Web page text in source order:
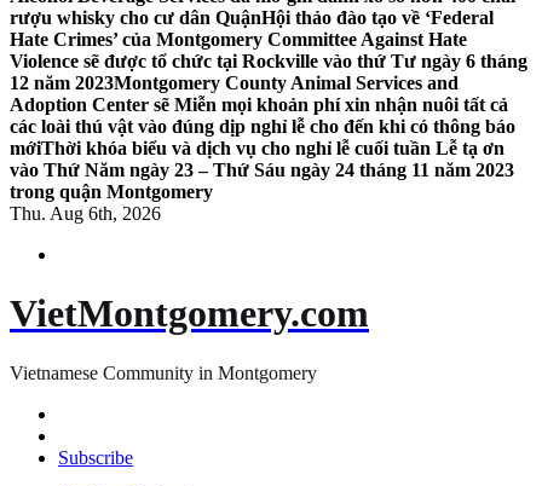
rượu whisky cho cư dân QuậnHội thảo đào tạo về ‘Federal
Hate Crimes’ của Montgomery Committee Against Hate
Violence sẽ được tổ chức tại Rockville vào thứ Tư ngày 6 tháng
12 năm 2023Montgomery County Animal Services and
Adoption Center sẽ Miễn mọi khoản phí xin nhận nuôi tất cả
các loài thú vật vào đúng dịp nghỉ lễ cho đến khi có thông báo
mớiThời khóa biểu và dịch vụ cho nghỉ lễ cuối tuần Lễ tạ ơn
vào Thứ Năm ngày 23 – Thứ Sáu ngày 24 tháng 11 năm 2023
trong quận Montgomery
Thu. Aug 6th, 2026
VietMontgomery.com
Vietnamese Community in Montgomery
Subscribe